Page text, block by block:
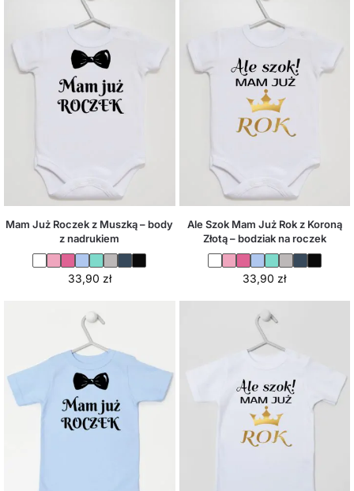
Mam Już Roczek z Muszką – body
z nadrukiem
33,90 zł
Ale Szok Mam Już Rok z Koroną
Złotą – bodziak na roczek
33,90 zł